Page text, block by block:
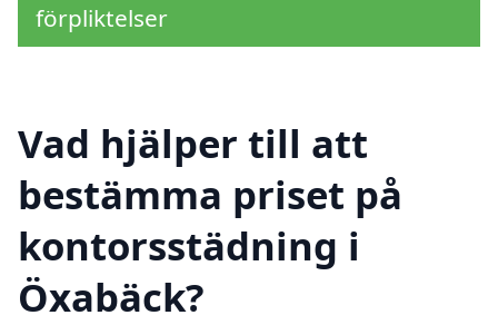
förpliktelser
Vad hjälper till att
bestämma priset på
kontorsstädning i
Öxabäck?